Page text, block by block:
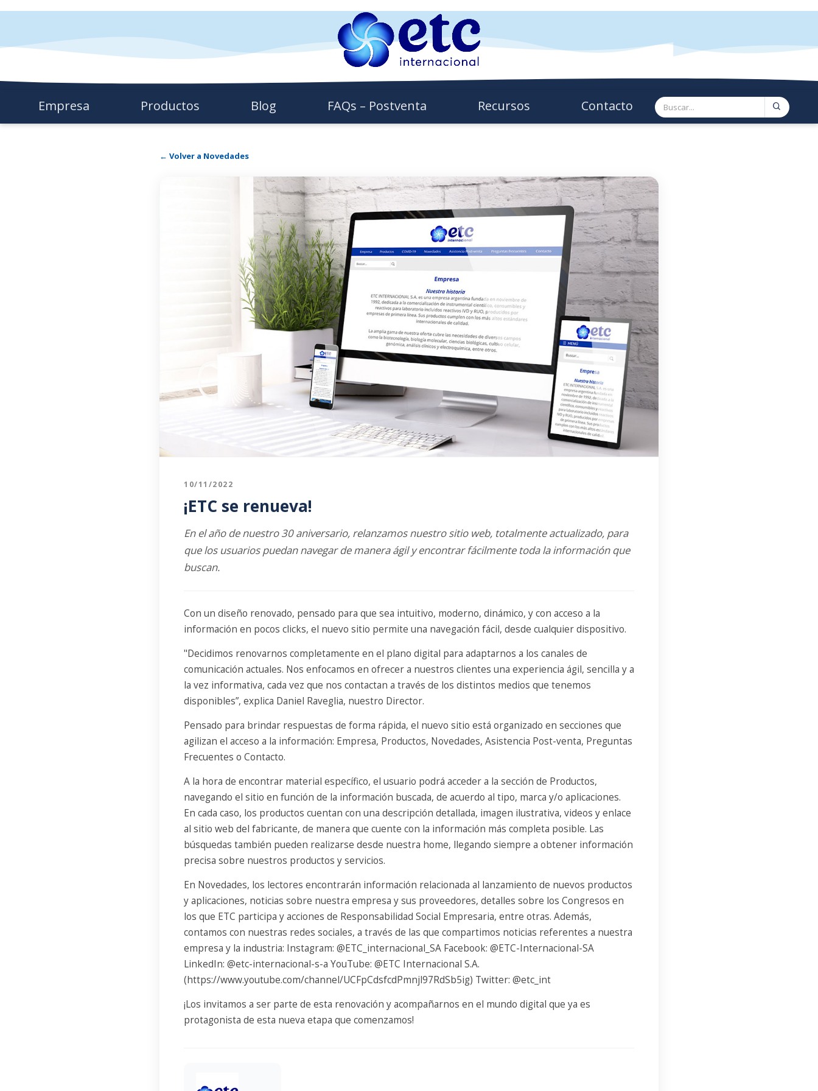
Empresa Productos Blog FAQs – Postventa Recursos Contacto
← Volver a Novedades
10/11/2022
¡ETC se renueva!
En el año de nuestro 30 aniversario, relanzamos nuestro sitio web, totalmente actualizado, para
que los usuarios puedan navegar de manera ágil y encontrar fácilmente toda la información que
buscan.
Con un diseño renovado, pensado para que sea intuitivo, moderno, dinámico, y con acceso a la
información en pocos clicks, el nuevo sitio permite una navegación fácil, desde cualquier dispositivo.
"Decidimos renovarnos completamente en el plano digital para adaptarnos a los canales de
comunicación actuales. Nos enfocamos en ofrecer a nuestros clientes una experiencia ágil, sencilla y a
la vez informativa, cada vez que nos contactan a través de los distintos medios que tenemos
disponibles”, explica Daniel Raveglia, nuestro Director.
Pensado para brindar respuestas de forma rápida, el nuevo sitio está organizado en secciones que
agilizan el acceso a la información: Empresa, Productos, Novedades, Asistencia Post-venta, Preguntas
Frecuentes o Contacto.
A la hora de encontrar material específico, el usuario podrá acceder a la sección de Productos,
navegando el sitio en función de la información buscada, de acuerdo al tipo, marca y/o aplicaciones.
En cada caso, los productos cuentan con una descripción detallada, imagen ilustrativa, videos y enlace
al sitio web del fabricante, de manera que cuente con la información más completa posible. Las
búsquedas también pueden realizarse desde nuestra home, llegando siempre a obtener información
precisa sobre nuestros productos y servicios.
En Novedades, los lectores encontrarán información relacionada al lanzamiento de nuevos productos
y aplicaciones, noticias sobre nuestra empresa y sus proveedores, detalles sobre los Congresos en
los que ETC participa y acciones de Responsabilidad Social Empresaria, entre otras. Además,
contamos con nuestras redes sociales, a través de las que compartimos noticias referentes a nuestra
empresa y la industria: Instagram: @ETC_internacional_SA Facebook: @ETC-Internacional-SA
LinkedIn: @etc-internacional-s-a YouTube: @ETC Internacional S.A.
(https://www.youtube.com/channel/UCFpCdsfcdPmnjl97RdSb5ig) Twitter: @etc_int
¡Los invitamos a ser parte de esta renovación y acompañarnos en el mundo digital que ya es
protagonista de esta nueva etapa que comenzamos!